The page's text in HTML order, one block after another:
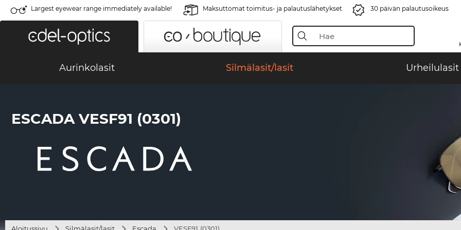
Largest eyewear range immediately available! Maksuttomat toimitus- ja palautuslähetykset 30 päivän palautusoikeus
Aurinkolasit Silmälasit/lasit Urheilulasit
ESCADA VESF91 (0301)